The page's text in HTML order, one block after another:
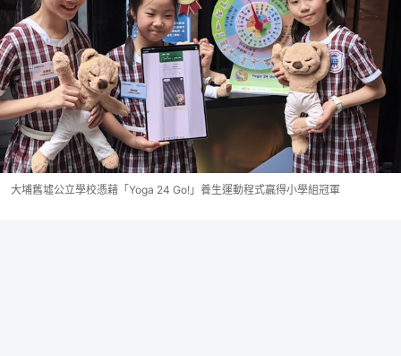
大埔舊墟公立學校憑藉「Yoga 24 Go!」養生運動程式贏得小學組冠軍